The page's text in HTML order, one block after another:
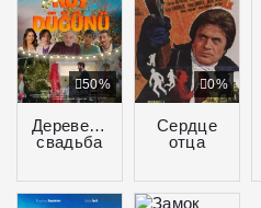
Деревенская
свадьба
50%
Сердце
отца
0%